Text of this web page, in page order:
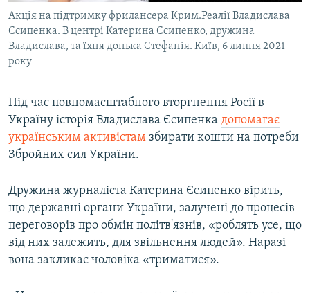
Акція на підтримку фрилансера Крим.Реалії Владислава
Єсипенка. В центрі Катерина Єсипенко, дружина
Владислава, та їхня донька Стефанія. Київ, 6 липня 2021
року
Під час повномасштабного вторгнення Росії в
Україну історія Владислава Єсипенка допомагає
українським активістам збирати кошти на потреби
Збройних сил України.
Дружина журналіста Катерина Єсипенко вірить,
що державні органи України, залучені до процесів
переговорів про обмін політв'язнів, «роблять усе, що
від них залежить, для звільнення людей». Наразі
вона закликає чоловіка «триматися».